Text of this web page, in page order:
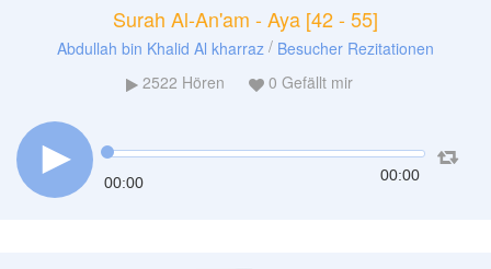
Surah Al-An'am - Aya [42 - 55]
Abdullah bin Khalid Al kharraz / Besucher Rezitationen
2522 Hören 0 Gefällt mir
00:00 00:00